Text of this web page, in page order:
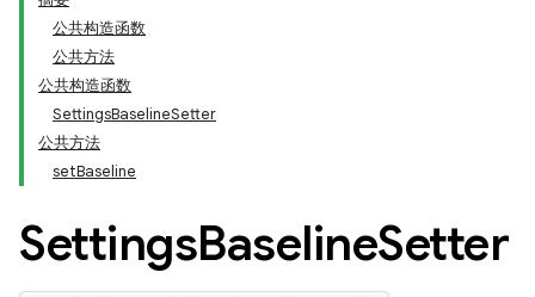
公共构造函数
公共方法
公共构造函数
SettingsBaselineSetter
公共方法
setBaseline
SettingsBaselineSetter